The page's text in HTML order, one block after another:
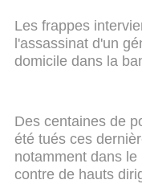
Les frappes
l'assassinat d'un
domicile dans la
Des centaines de
été tués ces
notamment dans
contre de hauts